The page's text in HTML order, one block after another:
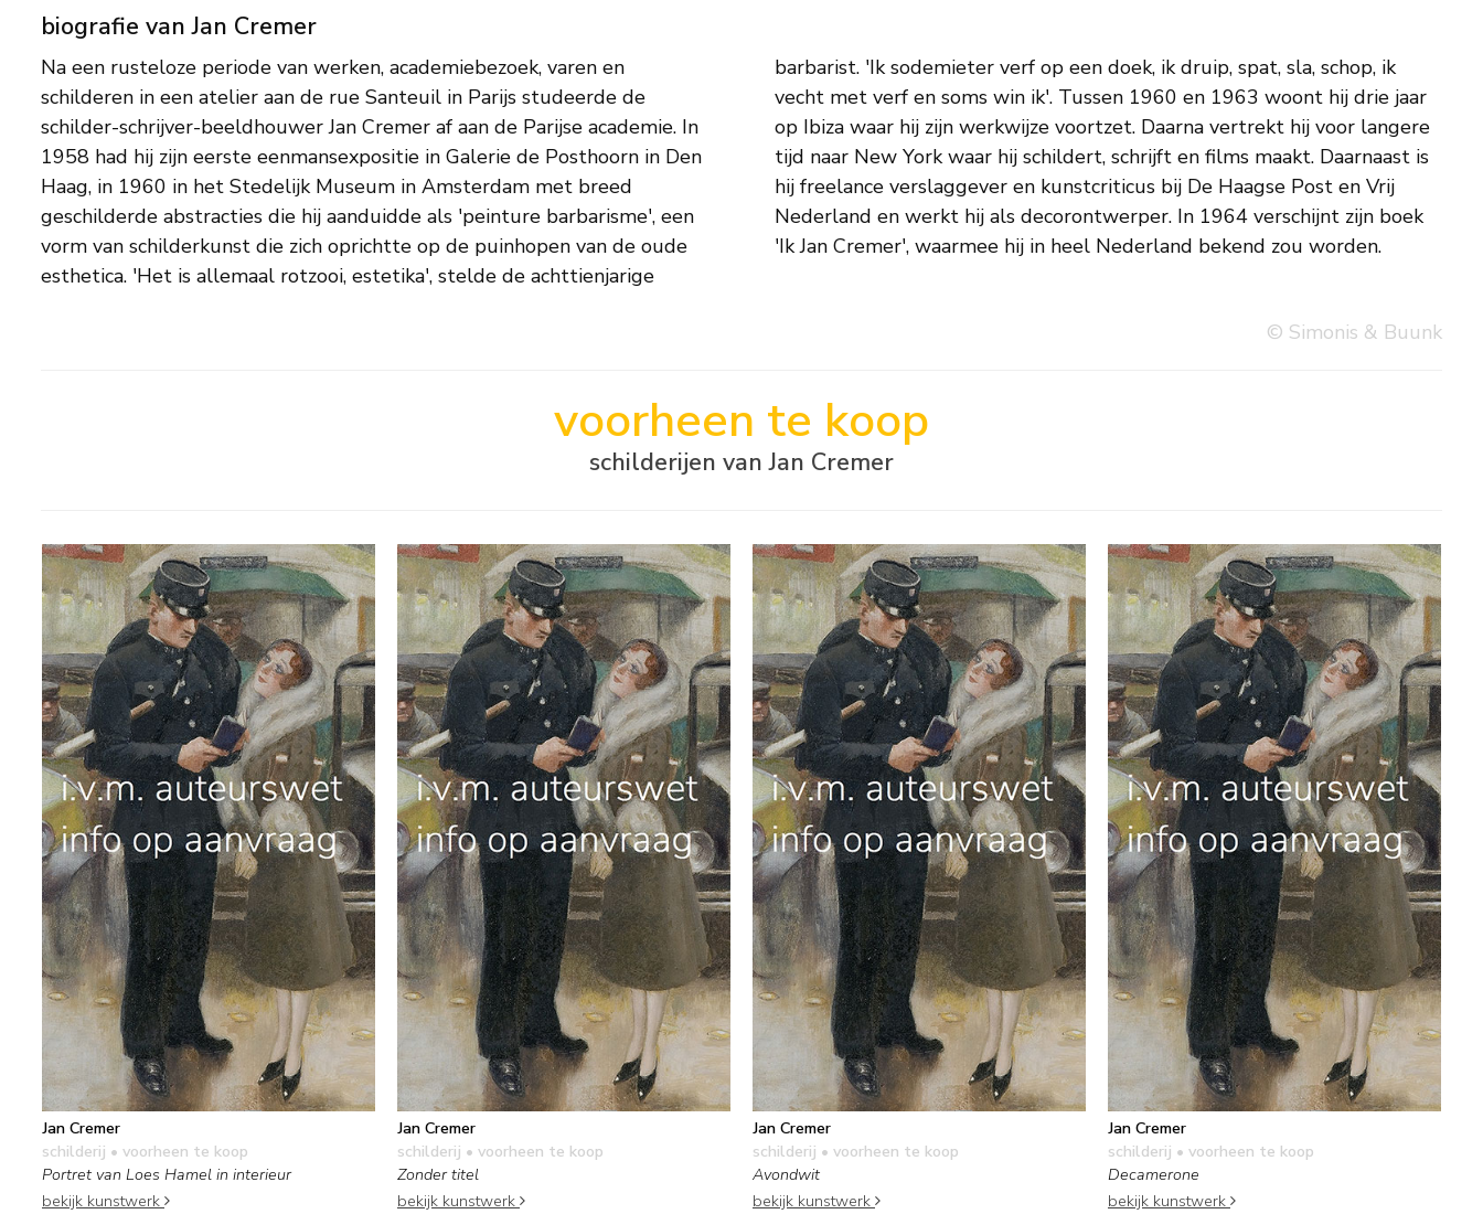
biografie van Jan Cremer
Na een rusteloze periode van werken, academiebezoek, varen en
schilderen in een atelier aan de rue Santeuil in Parijs studeerde de
schilder-schrijver-beeldhouwer Jan Cremer af aan de Parijse academie. In
1958 had hij zijn eerste eenmansexpositie in Galerie de Posthoorn in Den
Haag, in 1960 in het Stedelijk Museum in Amsterdam met breed
geschilderde abstracties die hij aanduidde als 'peinture barbarisme', een
vorm van schilderkunst die zich oprichtte op de puinhopen van de oude
esthetica. 'Het is allemaal rotzooi, estetika', stelde de achttienjarige
barbarist. 'Ik sodemieter verf op een doek, ik druip, spat, sla, schop, ik
vecht met verf en soms win ik'. Tussen 1960 en 1963 woont hij drie jaar
op Ibiza waar hij zijn werkwijze voortzet. Daarna vertrekt hij voor langere
tijd naar New York waar hij schildert, schrijft en films maakt. Daarnaast is
hij freelance verslaggever en kunstcriticus bij De Haagse Post en Vrij
Nederland en werkt hij als decorontwerper. In 1964 verschijnt zijn boek
'Ik Jan Cremer', waarmee hij in heel Nederland bekend zou worden.
© Simonis & Buunk
voorheen te koop
schilderijen van Jan Cremer
Jan Cremer
schilderij • voorheen te koop
Portret van Loes Hamel in interieur
bekijk kunstwerk
Jan Cremer
schilderij • voorheen te koop
Zonder titel
bekijk kunstwerk
Jan Cremer
schilderij • voorheen te koop
Avondwit
bekijk kunstwerk
Jan Cremer
schilderij • voorheen te koop
Decamerone
bekijk kunstwerk